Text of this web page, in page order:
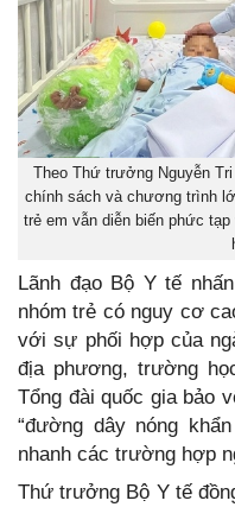
Theo Thứ trưởng Nguyễn
chính sách và chương trình
trẻ em vẫn diễn biến phức
Lãnh đạo Bộ Y tế
nhóm trẻ có nguy cơ
với sự phối hợp của
địa phương, trường
Tổng đài quốc gia bảo
“đường dây nóng
nhanh các trường hợp
Thứ trưởng Bộ Y tế